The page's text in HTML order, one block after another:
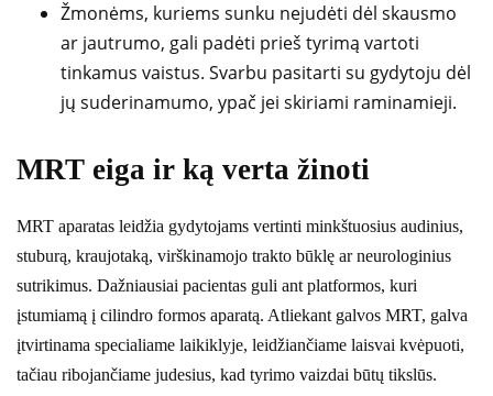
Žmonėms, kuriems sunku nejudėti dėl skausmo
ar jautrumo, gali padėti prieš tyrimą vartoti
tinkamus vaistus. Svarbu pasitarti su gydytoju dėl
jų suderinamumo, ypač jei skiriami raminamieji.
MRT eiga ir ką verta žinoti
MRT aparatas leidžia gydytojams vertinti minkštuosius audinius,
stuburą, kraujotaką, virškinamojo trakto būklę ar neurologinius
sutrikimus. Dažniausiai pacientas guli ant platformos, kuri
įstumiamą į cilindro formos aparatą. Atliekant galvos MRT, galva
įtvirtinama specialiame laikiklyje, leidžiančiame laisvai kvėpuoti,
tačiau ribojančiame judesius, kad tyrimo vaizdai būtų tikslūs.